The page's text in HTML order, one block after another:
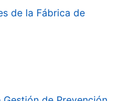
de la Fábrica de